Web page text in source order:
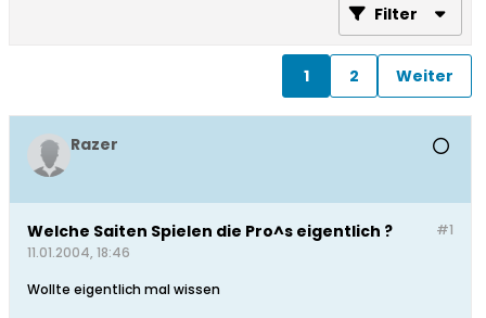
Filter
1 2 Weiter
Razer
#1
Welche Saiten Spielen die Pro^s eigentlich ?
11.01.2004, 18:46
Wollte eigentlich mal wissen